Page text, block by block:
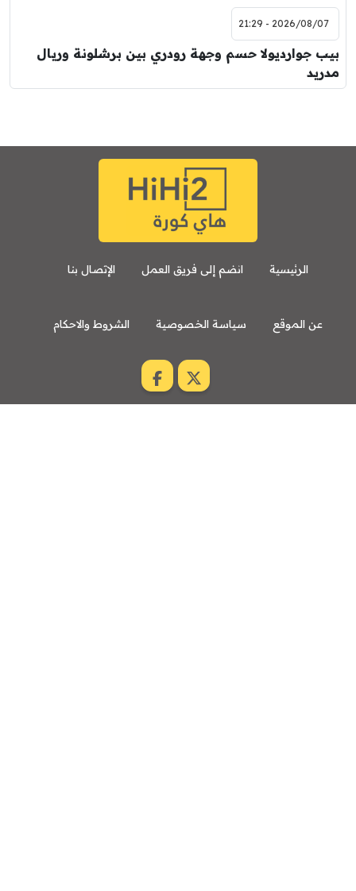
2026/08/07 - 21:29
بيب جوارديولا حسم وجهة رودري بين برشلونة وريال
مدريد
الرئيسية انضم إلى فريق العمل الإتصال بنا
عن الموقع سياسة الخصوصية الشروط والاحكام